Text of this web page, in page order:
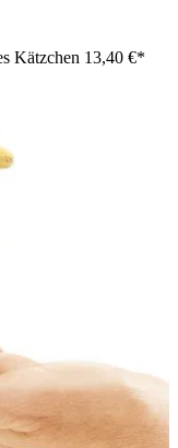
Kätzchen 13,40 €*